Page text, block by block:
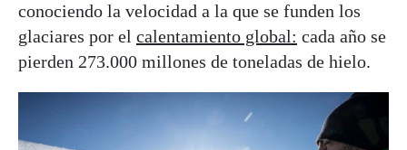
conociendo la velocidad a la que se funden los
glaciares por el calentamiento global: cada año se
pierden 273.000 millones de toneladas de hielo.